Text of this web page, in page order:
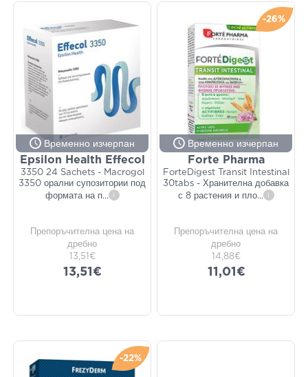
Временно изчерпан
Epsilon Health Effecol
3350 24 Sachets - Macrogol
3350 орални супозитории под
формата на п... i
Препоръчителна цена на
дребно
13,51€
13,51€
-26%
Временно изчерпан
Forte Pharma
ForteDigest Transit Intestinal
30tabs - Хранителна добавка
с 8 растения и пло... i
Препоръчителна цена на
дребно
14,88€
11,01€
-22%